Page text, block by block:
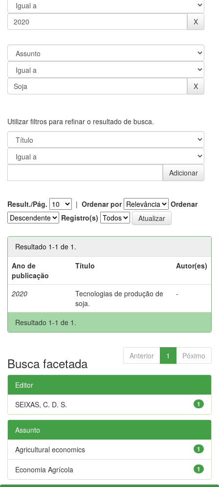
Utilizar filtros para refinar o resultado de busca.
Result./Pág. | Ordenar por
Ordenar
Registro(s)
Resultado 1-1 de 1.
Ano de
publicação
Título Autor(es)
2020
Tecnologias de produção de
soja.
-
Resultado 1-1 de 1.
Anterior 1 Póximo
Busca facetada
Editor
1
SEIXAS, C. D. S.
Assunto
1
Agricultural economics
1
Economia Agrícola